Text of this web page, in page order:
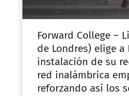
Forward College –
de Londres) elige a
instalación de su
red inalámbrica
reforzando así los